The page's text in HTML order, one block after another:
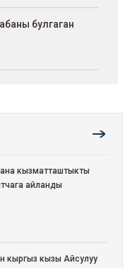
булгаган
кызматташтыкты
айланды
кыргыз кызы Айсулуу